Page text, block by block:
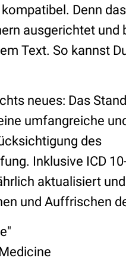
Denn
ausgerichtet und
Text. So kannst
neues: Das
umfangreiche
des
Inklusive ICD
aktualisiert
und Auffrischen